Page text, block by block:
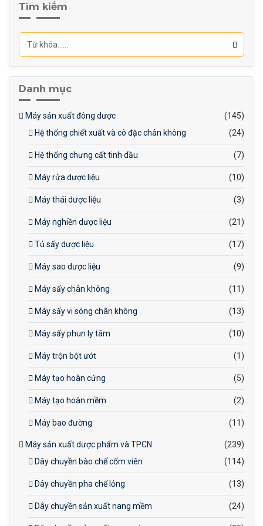
Tìm kiếm
Danh mục
Máy sản xuất đông dược
(145)
Hệ thống chiết xuất và cô đặc chân không
(24)
Hệ thống chưng cất tinh dầu (7)
Máy rửa dược liệu (10)
Máy thái dược liệu (3)
Máy nghiền dược liệu (21)
Tủ sấy dược liệu (17)
Máy sao dược liệu (9)
Máy sấy chân không (11)
Máy sấy vi sóng chân không (13)
Máy sấy phun ly tâm (10)
Máy trộn bột ướt (1)
Máy tạo hoàn cứng (5)
Máy tạo hoàn mềm (2)
Máy bao đường (11)
Máy sản xuất dược phẩm và TPCN
(239)
Dây chuyền bào chế cốm viên
(114)
Dây chuyền pha chế lỏng (13)
Dây chuyền sản xuất nang mềm (24)